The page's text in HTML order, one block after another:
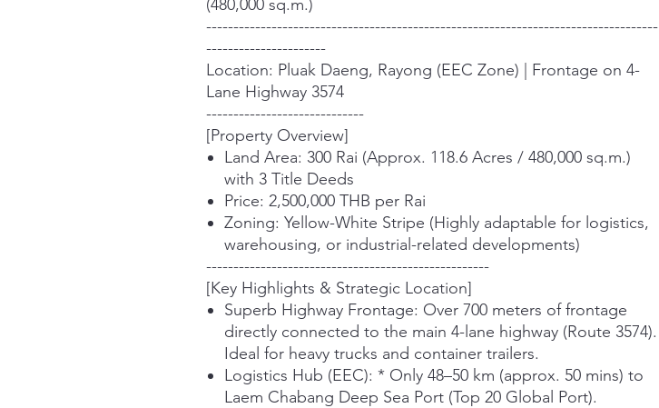
(480,000 sq.m.)
-----------------------------------------------------------------------------------
----------------------
Location: Pluak Daeng, Rayong (EEC Zone) | Frontage on 4-
Lane Highway 3574
-----------------------------
[Property Overview]
Land Area: 300 Rai (Approx. 118.6 Acres / 480,000 sq.m.)
with 3 Title Deeds
Price: 2,500,000 THB per Rai
Zoning: Yellow-White Stripe (Highly adaptable for logistics,
warehousing, or industrial-related developments)
----------------------------------------------------
[Key Highlights & Strategic Location]
Superb Highway Frontage: Over 700 meters of frontage
directly connected to the main 4-lane highway (Route 3574).
Ideal for heavy trucks and container trailers.
Logistics Hub (EEC): * Only 48–50 km (approx. 50 mins) to
Laem Chabang Deep Sea Port (Top 20 Global Port).